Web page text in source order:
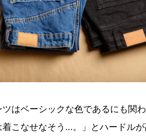
はベーシックな色であるにも関
こなせなそう…。」とハードル